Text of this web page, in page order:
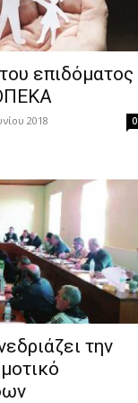
επιδόματος
2018 0
την